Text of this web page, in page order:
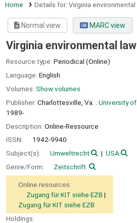
Home Details for: Virginia environmental
Normal view MARC view
Virginia environmental
Resource type: Periodical (Online)
Language: English
Volumes: Show volumes
Publisher: Charlottesville, Va. : University
1989-
Description: Online-Ressource
ISSN:
1942-9940
Subject(s):
Umweltrecht
USA
Genre/Form:
Zeitschrift
Online resources:
Zugang für KIT siehe EZB
Zugang für KIT siehe EZB
Holdings: